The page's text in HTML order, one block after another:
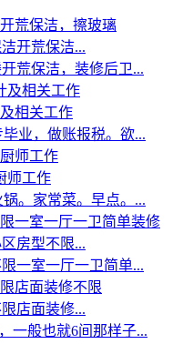
开荒保洁...
荒保洁，装修后卫...
相关工作
业，做账报税。欲...
师工作
。家常菜。早点。...
房型不限...
一室一厅一卫简单...
店面装修...
一般也就6间那样子...